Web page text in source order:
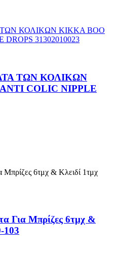
ΤΩΝ ΚΟΛΙΚΩΝ
COLIC NIPPLE
Για Μπρίζες 6τμχ &
103